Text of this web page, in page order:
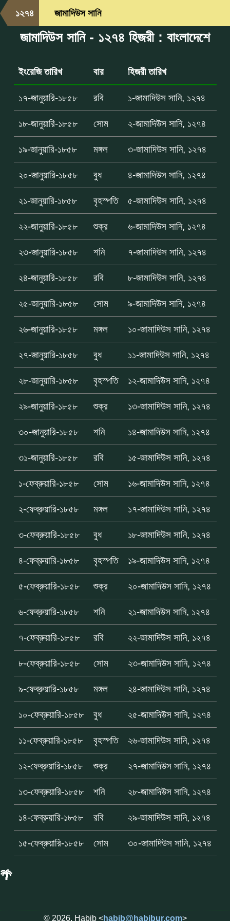
১২৭৪ জামাদিউস সানি
জামাদিউস সানি - ১২৭৪ হিজরী : বাংলাদেশে
ইংরেজি তারিখ বার হিজরী তারিখ
১৭-জানুয়ারি-১৮৫৮ রবি ১-জামাদিউস সানি, ১২৭৪
১৮-জানুয়ারি-১৮৫৮ সোম ২-জামাদিউস সানি, ১২৭৪
১৯-জানুয়ারি-১৮৫৮ মঙ্গল ৩-জামাদিউস সানি, ১২৭৪
২০-জানুয়ারি-১৮৫৮ বুধ ৪-জামাদিউস সানি, ১২৭৪
২১-জানুয়ারি-১৮৫৮ বৃহস্পতি ৫-জামাদিউস সানি, ১২৭৪
২২-জানুয়ারি-১৮৫৮ শুক্র ৬-জামাদিউস সানি, ১২৭৪
২৩-জানুয়ারি-১৮৫৮ শনি ৭-জামাদিউস সানি, ১২৭৪
২৪-জানুয়ারি-১৮৫৮ রবি ৮-জামাদিউস সানি, ১২৭৪
২৫-জানুয়ারি-১৮৫৮ সোম ৯-জামাদিউস সানি, ১২৭৪
২৬-জানুয়ারি-১৮৫৮ মঙ্গল ১০-জামাদিউস সানি, ১২৭৪
২৭-জানুয়ারি-১৮৫৮ বুধ ১১-জামাদিউস সানি, ১২৭৪
২৮-জানুয়ারি-১৮৫৮ বৃহস্পতি ১২-জামাদিউস সানি, ১২৭৪
২৯-জানুয়ারি-১৮৫৮ শুক্র ১৩-জামাদিউস সানি, ১২৭৪
৩০-জানুয়ারি-১৮৫৮ শনি ১৪-জামাদিউস সানি, ১২৭৪
৩১-জানুয়ারি-১৮৫৮ রবি ১৫-জামাদিউস সানি, ১২৭৪
১-ফেব্রুয়ারি-১৮৫৮ সোম ১৬-জামাদিউস সানি, ১২৭৪
২-ফেব্রুয়ারি-১৮৫৮ মঙ্গল ১৭-জামাদিউস সানি, ১২৭৪
৩-ফেব্রুয়ারি-১৮৫৮ বুধ ১৮-জামাদিউস সানি, ১২৭৪
৪-ফেব্রুয়ারি-১৮৫৮ বৃহস্পতি ১৯-জামাদিউস সানি, ১২৭৪
৫-ফেব্রুয়ারি-১৮৫৮ শুক্র ২০-জামাদিউস সানি, ১২৭৪
৬-ফেব্রুয়ারি-১৮৫৮ শনি ২১-জামাদিউস সানি, ১২৭৪
৭-ফেব্রুয়ারি-১৮৫৮ রবি ২২-জামাদিউস সানি, ১২৭৪
৮-ফেব্রুয়ারি-১৮৫৮ সোম ২৩-জামাদিউস সানি, ১২৭৪
৯-ফেব্রুয়ারি-১৮৫৮ মঙ্গল ২৪-জামাদিউস সানি, ১২৭৪
১০-ফেব্রুয়ারি-১৮৫৮ বুধ ২৫-জামাদিউস সানি, ১২৭৪
১১-ফেব্রুয়ারি-১৮৫৮ বৃহস্পতি ২৬-জামাদিউস সানি, ১২৭৪
১২-ফেব্রুয়ারি-১৮৫৮ শুক্র ২৭-জামাদিউস সানি, ১২৭৪
১৩-ফেব্রুয়ারি-১৮৫৮ শনি ২৮-জামাদিউস সানি, ১২৭৪
১৪-ফেব্রুয়ারি-১৮৫৮ রবি ২৯-জামাদিউস সানি, ১২৭৪
১৫-ফেব্রুয়ারি-১৮৫৮ সোম ৩০-জামাদিউস সানি, ১২৭৪
🌴
© 2026, Habib <habib@habibur.com>